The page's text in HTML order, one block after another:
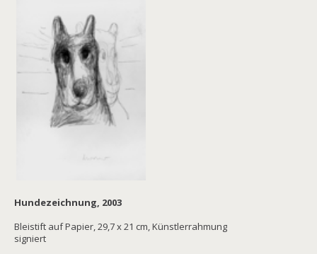
Hundezeichnung, 2003
Bleistift auf Papier, 29,7 x 21 cm, Künstlerrahmung
signiert